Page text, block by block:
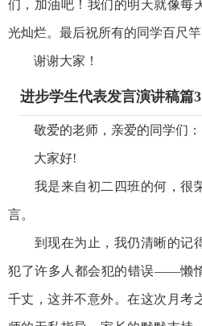
们，加油吧！我们的明天就像每
光灿烂。最后祝所有的同学百尺竿
谢谢大家！
进步学生代表发言演讲稿篇3
敬爱的老师，亲爱的同学们：
大家好!
我是来自初二四班的何，很
言。
到现在为止，我仍清晰的记
犯了许多人都会犯的错误——懒
千丈，这并不意外。在这次月考